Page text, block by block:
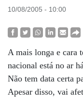
10/08/2005 - 10:00
A mais longa e cara
nacional está no ar
Não tem data certa
Apesar disso, vai